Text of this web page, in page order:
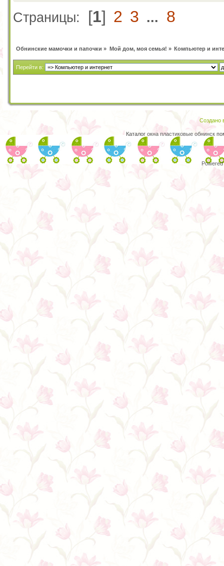
Страницы: [1] 2 3 ... 8
Обнинские мамочки и папочки » Мой дом, моя семья! » Компьютер и
Перейти в:
Создано
Каталог окна пластиковые обнинск